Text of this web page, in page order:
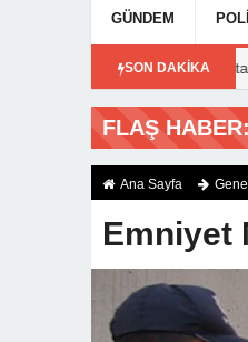
GÜNDEM
SON DAKİKA
Hakkari’ye Atanan
FLAŞ
Ana Sayfa Genel
Emniyet